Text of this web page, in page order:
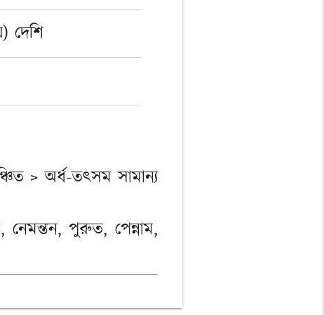
দেশি
> অর্ধ-তৎসম সামান্য
নেমন্তন, পুরুত, পেন্নাম,